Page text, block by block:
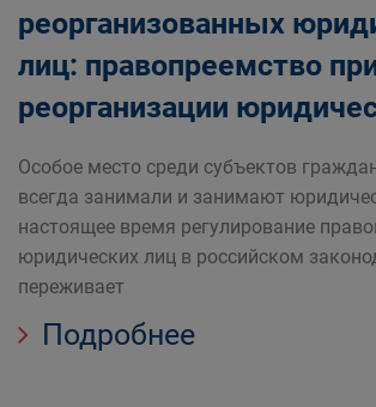
реорганизованных
лиц: правопреемство
реорганизации
Особое место среди субъектов
всегда занимали и занимают
настоящее время регулирование
юридических лиц в российском
переживает
Подробнее